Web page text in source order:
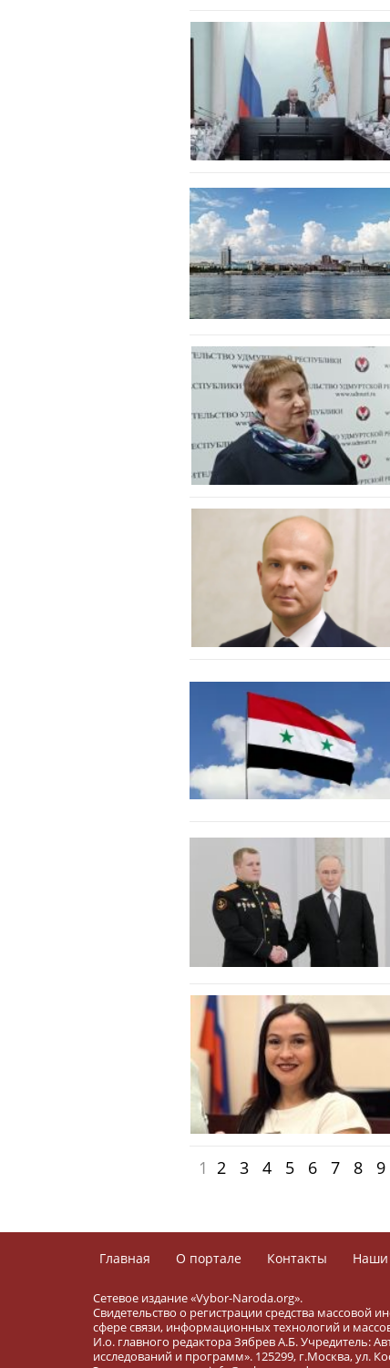
1 2 3 4 5 6 7 8 9
Главная О портале Контакты Наши
Сетевое издание «Vybor-Naroda.org».
Свидетельство о регистрации средства
сфере связи, информационных технологий и
И.о. главного редактора Зябрев А.Б. Учредитель:
исследований и программ». 125299, г.Москва, ул.